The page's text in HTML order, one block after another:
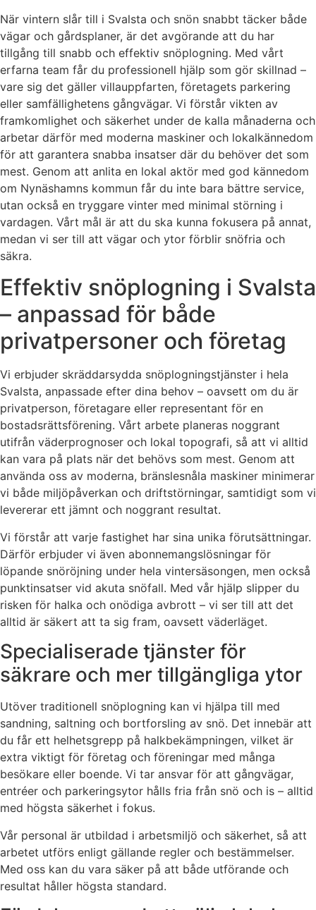
När vintern slår till i Svalsta och snön snabbt täcker både
vägar och gårdsplaner, är det avgörande att du har
tillgång till snabb och effektiv snöplogning. Med vårt
erfarna team får du professionell hjälp som gör skillnad –
vare sig det gäller villauppfarten, företagets parkering
eller samfällighetens gångvägar. Vi förstår vikten av
framkomlighet och säkerhet under de kalla månaderna och
arbetar därför med moderna maskiner och lokalkännedom
för att garantera snabba insatser där du behöver det som
mest. Genom att anlita en lokal aktör med god kännedom
om Nynäshamns kommun får du inte bara bättre service,
utan också en tryggare vinter med minimal störning i
vardagen. Vårt mål är att du ska kunna fokusera på annat,
medan vi ser till att vägar och ytor förblir snöfria och
säkra.
Effektiv snöplogning i Svalsta
– anpassad för både
privatpersoner och företag
Vi erbjuder skräddarsydda snöplogningstjänster i hela
Svalsta, anpassade efter dina behov – oavsett om du är
privatperson, företagare eller representant för en
bostadsrättsförening. Vårt arbete planeras noggrant
utifrån väderprognoser och lokal topografi, så att vi alltid
kan vara på plats när det behövs som mest. Genom att
använda oss av moderna, bränslesnåla maskiner minimerar
vi både miljöpåverkan och driftstörningar, samtidigt som vi
levererar ett jämnt och noggrant resultat.
Vi förstår att varje fastighet har sina unika förutsättningar.
Därför erbjuder vi även abonnemangslösningar för
löpande snöröjning under hela vintersäsongen, men också
punktinsatser vid akuta snöfall. Med vår hjälp slipper du
risken för halka och onödiga avbrott – vi ser till att det
alltid är säkert att ta sig fram, oavsett väderläget.
Specialiserade tjänster för
säkrare och mer tillgängliga ytor
Utöver traditionell snöplogning kan vi hjälpa till med
sandning, saltning och bortforsling av snö. Det innebär att
du får ett helhetsgrepp på halkbekämpningen, vilket är
extra viktigt för företag och föreningar med många
besökare eller boende. Vi tar ansvar för att gångvägar,
entréer och parkeringsytor hålls fria från snö och is – alltid
med högsta säkerhet i fokus.
Vår personal är utbildad i arbetsmiljö och säkerhet, så att
arbetet utförs enligt gällande regler och bestämmelser.
Med oss kan du vara säker på att både utförande och
resultat håller högsta standard.